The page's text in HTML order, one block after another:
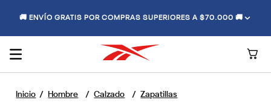
🚚 ENVÍO GRATIS POR COMPRAS SUPERIORES A $70.000 🚚
Hombre Calzado Zapatillas